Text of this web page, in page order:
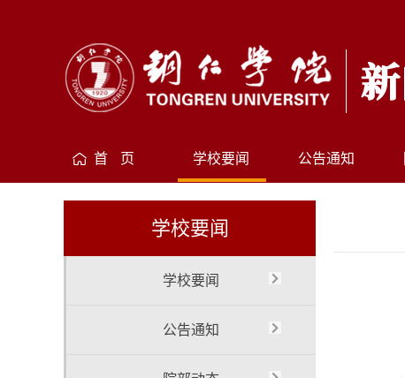
首 页 学校要闻 公告通知
学校要闻
学校要闻
公告通知